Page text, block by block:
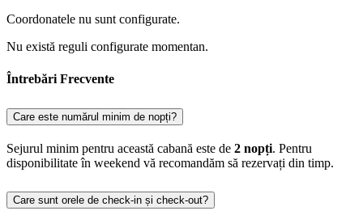
Coordonatele nu sunt configurate.
Nu există reguli configurate momentan.
Întrebări Frecvente
Care este numărul minim de nopți?
Sejurul minim pentru această cabană este de 2 nopți. Pentru
disponibilitate în weekend vă recomandăm să rezervați din timp.
Care sunt orele de check-in și check-out?